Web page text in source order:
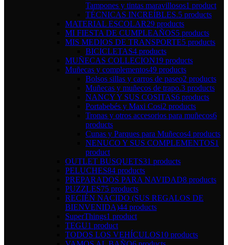
Tampones y tintas maravillosos1 product
TÉCNICAS INCREÍBLES.5 products
MATERIAL ESCOLAR29 products
MI FIESTA DE CUMPLEAÑOS5 products
MIS MEDIOS DE TRANSPORTE5 products
BICICLETAS4 products
MUÑECAS COLLECION19 products
Muñecas y complementos49 products
Bolsos sillas y carros de paseo2 products
Muñecas y muñecos de trapo.3 products
NANCY Y SUS COSITAS6 products
Portabebés y Maxi Cosi2 products
Tronas y otros accesorios para muñecos6
products
Cunas y Parques para Muñecos4 products
NENUCO Y SUS COMPLEMENTOS1
product
OUTLET BUSQUETS31 products
PELUCHES84 products
PREPARADOS PARA NAVIDAD8 products
PUZZLES75 products
RECIÉN NACIDO (SUS REGALOS DE
BIENVENIDA)44 products
SuperThings1 product
TEGU1 product
TODOS LOS VEHÍCULOS10 products